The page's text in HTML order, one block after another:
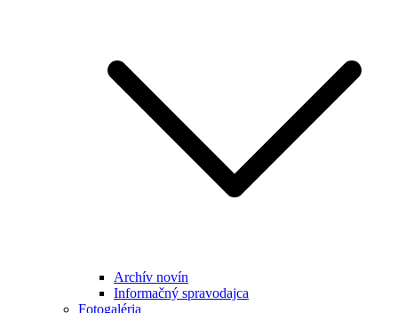
Archív novín
Informačný spravodajca
Fotogaléria